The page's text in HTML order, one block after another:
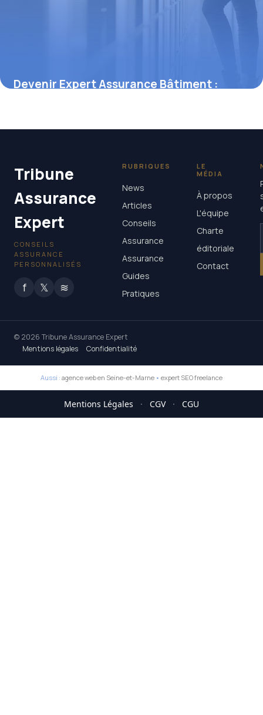
Devenir Expert Assurance Bâtiment :
Tribune
Assurance
Expert
CONSEILS
ASSURANCE
PERSONNALISÉS
f 𝕏 ≋
RUBRIQUES
News
Articles
Conseils
Assurance
Assurance
Guides
Pratiques
LE
MÉDIA
À propos
L'équipe
Charte
éditoriale
Contact
© 2026 Tribune Assurance Expert
Mentions légales
Confidentialité
Aussi : agence web en Seine-et-Marne • expert SEO freelance
Mentions Légales · CGV · CGU